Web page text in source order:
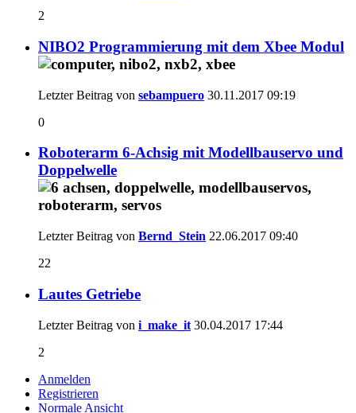
2
NIBO2 Programmierung mit dem Xbee Modul
Letzter Beitrag von sebampuero 30.11.2017 09:19
0
Roboterarm 6-Achsig mit Modellbauservo und
Doppelwelle
Letzter Beitrag von Bernd_Stein 22.06.2017 09:40
22
Lautes Getriebe
Letzter Beitrag von i_make_it 30.04.2017 17:44
2
Anmelden
Registrieren
Normale Ansicht